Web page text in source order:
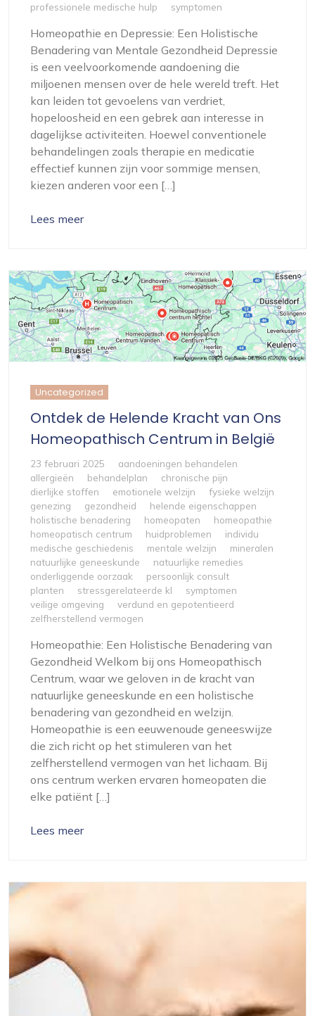
professionele medische hulp
symptomen
Homeopathie en Depressie: Een Holistische
Benadering van Mentale Gezondheid Depressie
is een veelvoorkomende aandoening die
miljoenen mensen over de hele wereld treft. Het
kan leiden tot gevoelens van verdriet,
hopeloosheid en een gebrek aan interesse in
dagelijkse activiteiten. Hoewel conventionele
behandelingen zoals therapie en medicatie
effectief kunnen zijn voor sommige mensen,
kiezen anderen voor een […]
Lees meer
Uncategorized
Ontdek de Helende Kracht van Ons
Homeopathisch Centrum in België
23 februari 2025
aandoeningen behandelen
allergieën
behandelplan
chronische pijn
dierlijke stoffen
emotionele welzijn
fysieke welzijn
genezing
gezondheid
helende eigenschappen
holistische benadering
homeopaten
homeopathie
homeopatisch centrum
huidproblemen
individu
medische geschiedenis
mentale welzijn
mineralen
natuurlijke geneeskunde
natuurlijke remedies
onderliggende oorzaak
persoonlijk consult
planten
stressgerelateerde kl
symptomen
veilige omgeving
verdund en gepotentieerd
zelfherstellend vermogen
Homeopathie: Een Holistische Benadering van
Gezondheid Welkom bij ons Homeopathisch
Centrum, waar we geloven in de kracht van
natuurlijke geneeskunde en een holistische
benadering van gezondheid en welzijn.
Homeopathie is een eeuwenoude geneeswijze
die zich richt op het stimuleren van het
zelfherstellend vermogen van het lichaam. Bij
ons centrum werken ervaren homeopaten die
elke patiënt […]
Lees meer